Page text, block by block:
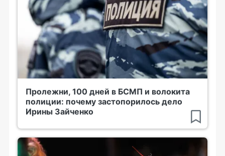
Пролежни, 100 дней в БСМП и волокита
полиции: почему застопорилось дело
Ирины Зайченко